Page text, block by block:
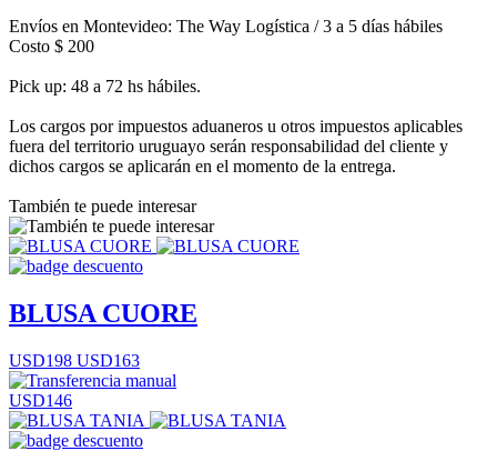
Envíos en Montevideo: The Way Logística / 3 a 5 días hábiles
Costo $ 200
Pick up: 48 a 72 hs hábiles.
Los cargos por impuestos aduaneros u otros impuestos aplicables
fuera del territorio uruguayo serán responsabilidad del cliente y
dichos cargos se aplicarán en el momento de la entrega.
También te puede interesar
BLUSA CUORE
USD198 USD163
USD146